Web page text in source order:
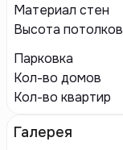
Материал стен
Высота потолков
Парковка
Кол-во домов
Кол-во квартир
Галерея